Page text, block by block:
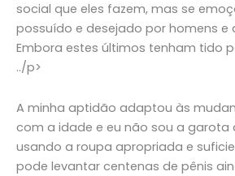
social que eles fazem, mas se
possuído e desejado por homens e
Embora estes últimos tenham tido
../p>
A minha aptidão adaptou às
com a idade e eu não sou a garota
usando a roupa apropriada e
pode levantar centenas de pênis